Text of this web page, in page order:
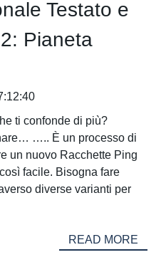
Testato e
Pianeta
ti confonde di più?
….. È un processo di
un nuovo Racchette Ping
facile. Bisogna fare
diverse varianti per
READ MORE